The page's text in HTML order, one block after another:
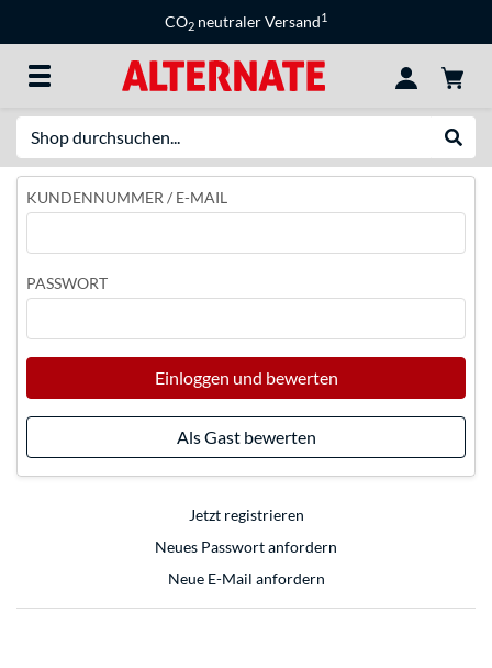
CO2 neutraler Versand1
KUNDENNUMMER / E-MAIL
PASSWORT
Einloggen und bewerten
Als Gast bewerten
Jetzt registrieren
Neues Passwort anfordern
Neue E-Mail anfordern